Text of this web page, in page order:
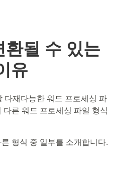
환될 수 있는
유
다재다능한 워드 프로세싱 파
른 워드 프로세싱 파일 형식
형식 중 일부를 소개합니다.